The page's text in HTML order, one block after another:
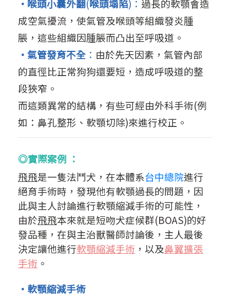
·喉頭小囊外翻(喉頭塌陷)： 過長的軟顎會造
成空氣擾流，使氣管及喉頭等組織發炎腫
脹，這些組織因腫脹而凸出至呼吸道。
· 氣管發育不全 ： 由於先天因素，氣管內部
的直徑比正常狗狗還要短，造成呼吸道的整
段狹窄。
而這類異常的結構，有些可經由外科手術(例
如：鼻孔整形、軟顎切除)來進行校正。
◎實際案例 ：
飛飛是一隻法鬥犬，在本體系台中總院進行
絕育手術時，發現他有軟顎過長的問題，因
此與主人討論進行軟顎縮減手術的可能性，
由於飛飛本來就是短吻犬症候群(BOAS)的好
發品種，在與主治獸醫師討論後，主人最後
決定讓他進行軟顎縮減手術 ，以及鼻翼擴張
手術 。
· 軟顎縮減手術